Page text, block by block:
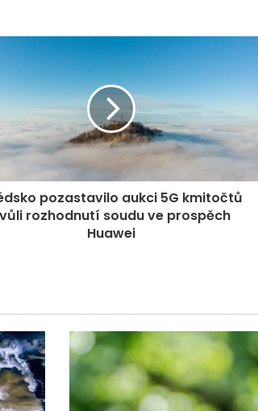
pozastavilo aukci 5G kmitočtů
rozhodnutí soudu ve prospěch
Huawei